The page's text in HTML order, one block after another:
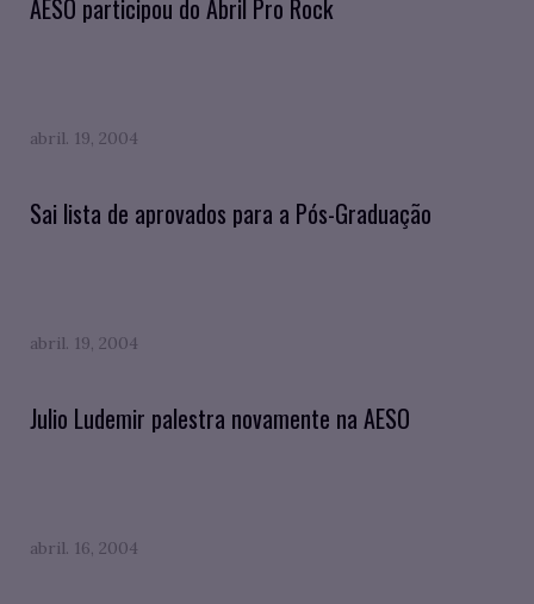
AESO participou do Abril Pro Rock
abril. 19, 2004
Sai lista de aprovados para a Pós-Graduação
abril. 19, 2004
Julio Ludemir palestra novamente na AESO
abril. 16, 2004